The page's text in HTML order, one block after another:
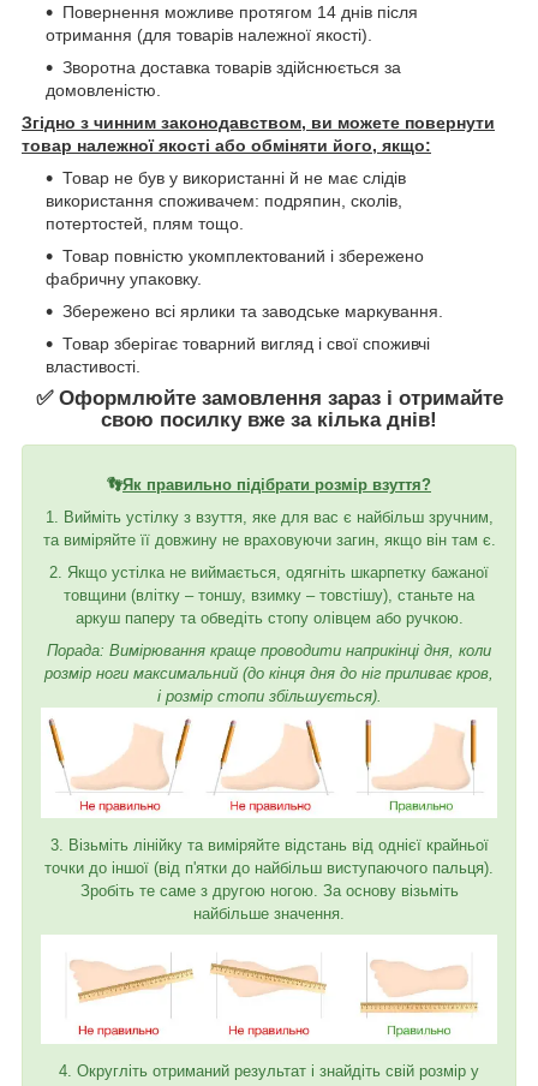
Повернення можливе протягом 14 днів після
отримання (для товарів належної якості).
Зворотна доставка товарів здійснюється за
домовленістю.
Згідно з чинним законодавством, ви можете повернути
товар належної якості або обміняти його, якщо:
Товар не був у використанні й не має слідів
використання споживачем: подряпин, сколів,
потертостей, плям тощо.
Товар повністю укомплектований і збережено
фабричну упаковку.
Збережено всі ярлики та заводське маркування.
Товар зберігає товарний вигляд і свої споживчі
властивості.
✅ Оформлюйте замовлення зараз і отримайте
свою посилку вже за кілька днів!
👣Як правильно підібрати розмір взуття?
1. Вийміть устілку з взуття, яке для вас є найбільш зручним,
та виміряйте її довжину не враховуючи загин, якщо він там є.
2. Якщо устілка не виймається, одягніть шкарпетку бажаної
товщини (влітку – тоншу, взимку – товстішу), станьте на
аркуш паперу та обведіть стопу олівцем або ручкою.
Порада: Вимірювання краще проводити наприкінці дня, коли
розмір ноги максимальний (до кінця дня до ніг приливає кров,
і розмір стопи збільшується).
3. Візьміть лінійку та виміряйте відстань від однієї крайньої
точки до іншої (від п'ятки до найбільш виступаючого пальця).
Зробіть те саме з другою ногою. За основу візьміть
найбільше значення.
4. Округліть отриманий результат і знайдіть свій розмір у